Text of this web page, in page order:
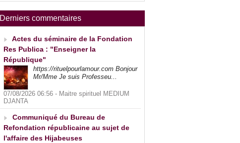
Derniers commentaires
Actes du séminaire de la Fondation
Res Publica : "Enseigner la
République"
https://rituelpourlamour.com Bonjour
Mr/Mme Je suis Professeu...
07/08/2026 06:56 - Maitre spirituel MEDIUM
DJANTA
Communiqué du Bureau de
Refondation républicaine au sujet de
l'affaire des Hijabeuses